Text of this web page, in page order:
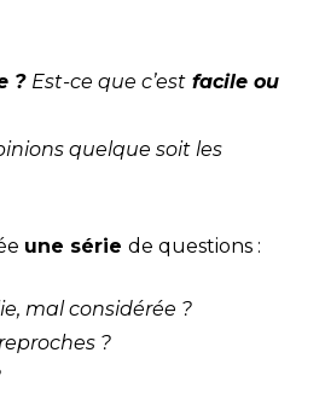
? Est-ce que c’est facile ou
quelque soit les
une série de questions :
mal considérée ?
?